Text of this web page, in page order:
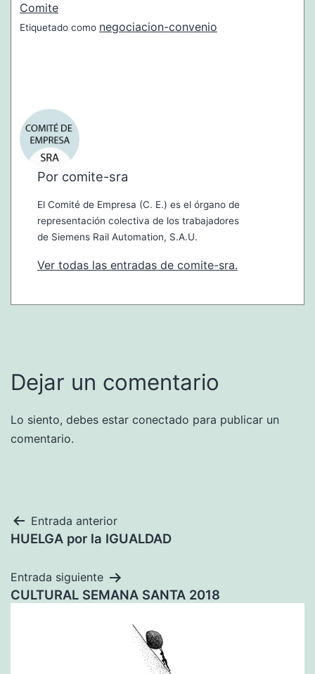
Comite
Etiquetado como negociacion-convenio
Por comite-sra
El Comité de Empresa (C. E.) es el órgano de
representación colectiva de los trabajadores
de Siemens Rail Automation, S.A.U.
Ver todas las entradas de comite-sra.
Dejar un comentario
Lo siento, debes estar conectado para publicar un
comentario.
Navegación
de
entradas
Entrada anterior
HUELGA por la IGUALDAD
Entrada siguiente
CULTURAL SEMANA SANTA 2018